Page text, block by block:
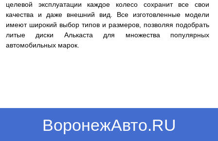
целевой эксплуатации каждое колесо сохранит все свои
качества и даже внешний вид. Все изготовленные модели
имеют широкий выбор типов и размеров, позволяя подобрать
литые диски Алькаста для множества популярных
автомобильных марок.
ВоронежАвто.RU